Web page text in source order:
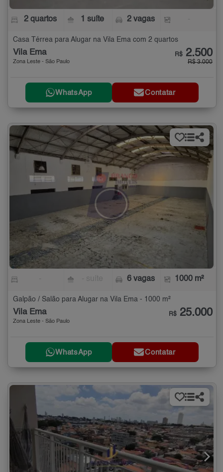
2 quartos 1 suíte 2 vagas
Casa Térrea para Alugar na Vila Ema com 2 quartos
Vila Ema
Zona Leste - São Paulo
R$ 2.500
R$ 3.000
WhatsApp Contatar
6 vagas 1000 m²
Galpão / Salão para Alugar na Vila Ema - 1000 m²
Vila Ema
Zona Leste - São Paulo
R$ 25.000
WhatsApp Contatar